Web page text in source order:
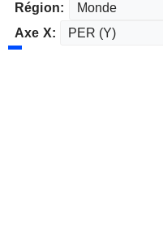
Région:
Axe X: